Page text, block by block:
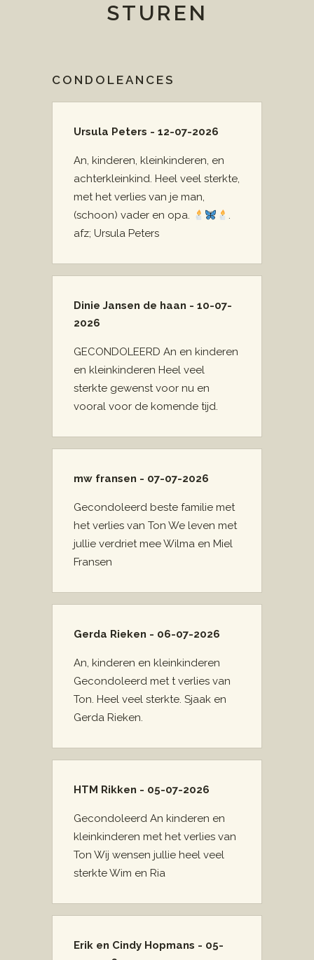
STUREN
CONDOLEANCES
Ursula Peters - 12-07-2026
An, kinderen, kleinkinderen, en
achterkleinkind. Heel veel sterkte,
met het verlies van je man,
(schoon) vader en opa.
.
afz; Ursula Peters
Dinie Jansen de haan - 10-07-
2026
GECONDOLEERD An en kinderen
en kleinkinderen Heel veel
sterkte gewenst voor nu en
vooral voor de komende tijd.
mw fransen - 07-07-2026
Gecondoleerd beste familie met
het verlies van Ton We leven met
jullie verdriet mee Wilma en Miel
Fransen
Gerda Rieken - 06-07-2026
An, kinderen en kleinkinderen
Gecondoleerd met t verlies van
Ton. Heel veel sterkte. Sjaak en
Gerda Rieken.
HTM Rikken - 05-07-2026
Gecondoleerd An kinderen en
kleinkinderen met het verlies van
Ton Wij wensen jullie heel veel
sterkte Wim en Ria
Erik en Cindy Hopmans - 05-